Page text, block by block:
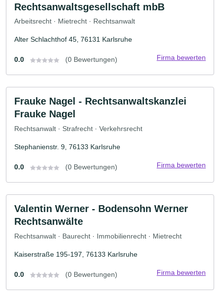
Rechtsanwaltsgesellschaft mbB
Arbeitsrecht · Mietrecht · Rechtsanwalt
Alter Schlachthof 45, 76131 Karlsruhe
0.0 (0 Bewertungen) Firma bewerten
Frauke Nagel - Rechtsanwaltskanzlei
Frauke Nagel
Rechtsanwalt · Strafrecht · Verkehrsrecht
Stephanienstr. 9, 76133 Karlsruhe
0.0 (0 Bewertungen) Firma bewerten
Valentin Werner - Bodensohn Werner
Rechtsanwälte
Rechtsanwalt · Baurecht · Immobilienrecht · Mietrecht
Kaiserstraße 195-197, 76133 Karlsruhe
0.0 (0 Bewertungen) Firma bewerten